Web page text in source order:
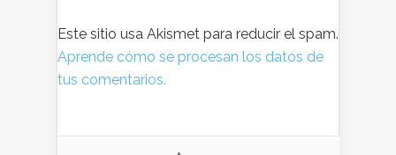
Este sitio usa Akismet para reducir el spam.
Aprende cómo se procesan los datos de
tus comentarios.